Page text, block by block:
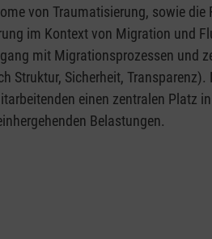
von Traumatisierung, sowie die
im Kontext von Migration und
mit Migrationsprozessen und
Transparenz). Neben klientenbezogenen
einen zentralen Platz
Belastungen.